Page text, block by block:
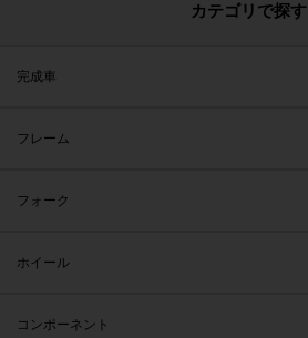
カテゴリで探す
完成車
フレーム
フォーク
ホイール
コンポーネント